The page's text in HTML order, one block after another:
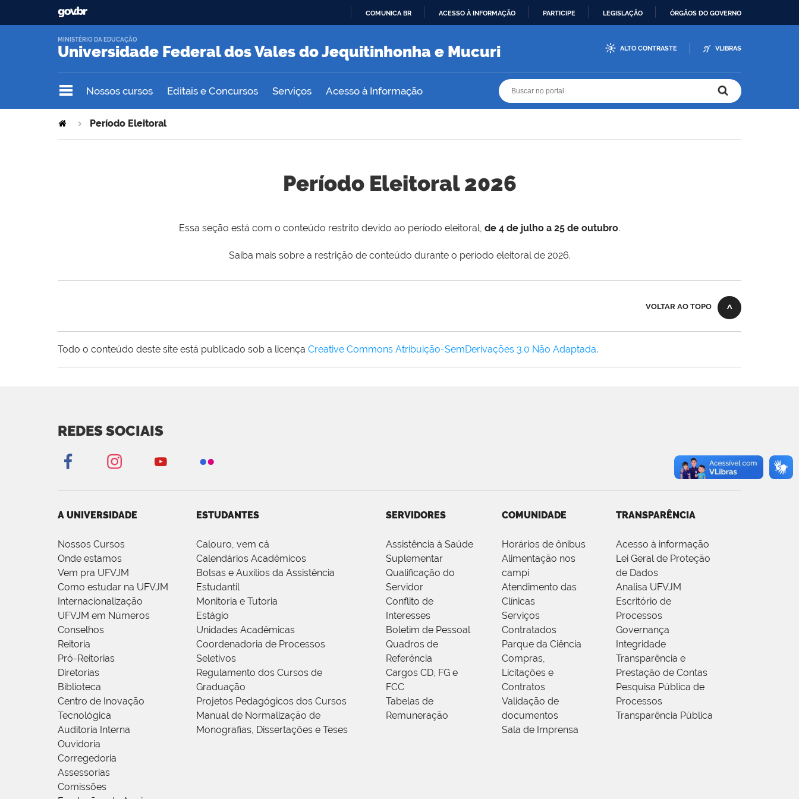
O
COMUNICA BR ACESSO À INFORMAÇÃO PARTICIPE LEGISLAÇÃO ÓRGÃOS DO GOVERNO
Universidade Federal dos Vales do Jequitinhonha e Mucuri
MINISTÉRIO DA EDUCAÇÃO
ALTO CONTRASTE VLIBRAS
Nossos cursos Editais e Concursos Serviços Acesso à Informação
Período Eleitoral
Período Eleitoral 2026
Essa seção está com o conteúdo restrito devido ao período eleitoral, de 4 de julho a 25 de outubro.
Saiba mais sobre a restrição de conteúdo durante o período eleitoral de 2026.
VOLTAR AO TOPO
Todo o conteúdo deste site está publicado sob a licença Creative Commons Atribuição-SemDerivações 3.0 Não Adaptada.
REDES SOCIAIS
A UNIVERSIDADE
Nossos Cursos
Onde estamos
Vem pra UFVJM
Como estudar na UFVJM
Internacionalização
UFVJM em Números
Conselhos
Reitoria
Pró-Reitorias
Diretorias
Biblioteca
Centro de Inovação
Tecnológica
Auditoria Interna
Ouvidoria
Corregedoria
Assessorias
Comissões
ESTUDANTES
Calouro, vem cá
Calendários Acadêmicos
Bolsas e Auxílios da Assistência
Estudantil
Monitoria e Tutoria
Estágio
Unidades Acadêmicas
Coordenadoria de Processos
Seletivos
Regulamento dos Cursos de
Graduação
Projetos Pedagógicos dos Cursos
Manual de Normalização de
Monografias, Dissertações e Teses
SERVIDORES
Assistência à Saúde
Suplementar
Qualificação do
Servidor
Conflito de
Interesses
Boletim de Pessoal
Quadros de
Referência
Cargos CD, FG e
FCC
Tabelas de
Remuneração
COMUNIDADE
Horários de ônibus
Alimentação nos
campi
Atendimento das
Clínicas
Serviços
Contratados
Parque da Ciência
Compras,
Licitações e
Contratos
Validação de
documentos
Sala de Imprensa
TRANSPARÊNCIA
Acesso à informação
Lei Geral de Proteção
de Dados
Analisa UFVJM
Escritório de
Processos
Governança
Integridade
Transparência e
Prestação de Contas
Pesquisa Pública de
Processos
Transparência Pública